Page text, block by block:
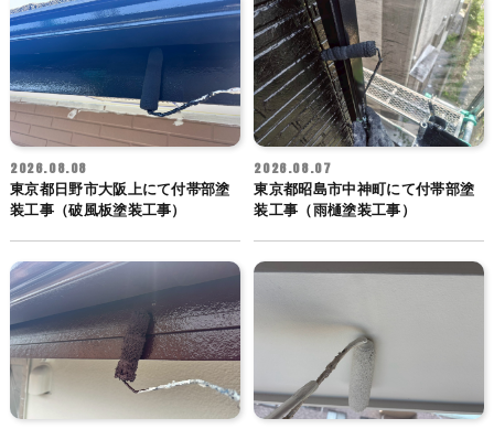
2026.08.08
東京都日野市大阪上にて付帯部塗
装工事（破風板塗装工事）
2026.08.07
東京都昭島市中神町にて付帯部塗
装工事（雨樋塗装工事）